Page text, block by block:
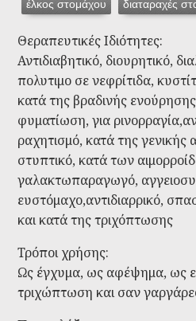
έλκος στομάχου διαταραχές
Θεραπευτικές Ιδιότητες:
Αντιδιαβητικό, διουρητικό,
πολυτιμο σε νεφρίτιδα,
κατά της βραδινής
φυματίωση, για
ραχητισμό, κατά της γενικής
στυπτικό, κατά των
γαλακτωπαραγωγό,
ευστόμαχο,αντιδιαρρικό,
και κατά της τριχόπτωσης
Τρόποι χρήσης:
Ως έγχυμα, ως αφέψημα, ως
τριχώπτωση και σαν